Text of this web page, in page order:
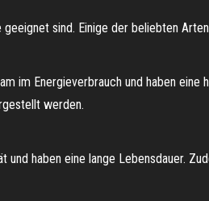
sind. Einige der beliebten
im Energieverbrauch und haben eine
werden.
haben eine lange Lebensdauer.